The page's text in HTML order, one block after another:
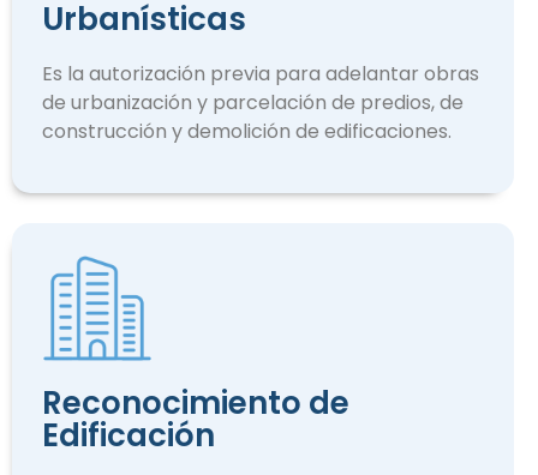
Urbanísticas
Es la autorización previa para adelantar obras
de urbanización y parcelación de predios, de
construcción y demolición de edificaciones.
Reconocimiento de
Edificación